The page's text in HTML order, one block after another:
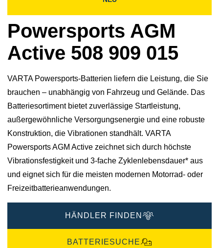
Powersports AGM
Active 508 909 015
VARTA Powersports-Batterien liefern die Leistung, die Sie
brauchen – unabhängig von Fahrzeug und Gelände. Das
Batteriesortiment bietet zuverlässige Startleistung,
außergewöhnliche Versorgungsenergie und eine robuste
Konstruktion, die Vibrationen standhält. VARTA
Powersports AGM Active zeichnet sich durch höchste
Vibrationsfestigkeit und 3-fache Zyklenlebensdauer* aus
und eignet sich für die meisten modernen Motorrad- oder
Freizeitbatterieanwendungen.
HÄNDLER FINDEN
BATTERIESUCHE